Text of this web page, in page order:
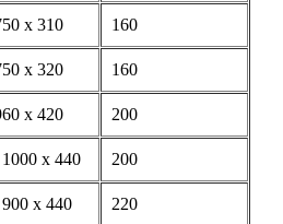
х 310
160
х 320
160
х 420
200
х 440
200
x 440 220